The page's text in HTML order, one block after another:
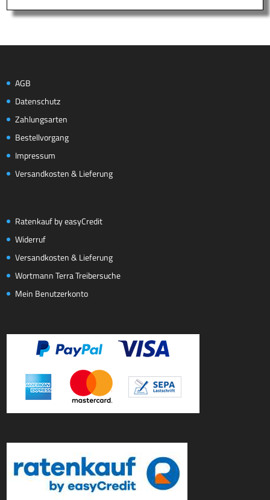
AGB
Datenschutz
Zahlungsarten
Bestellvorgang
Impressum
Versandkosten & Lieferung
Ratenkauf by easyCredit
Widerruf
Versandkosten & Lieferung
Wortmann Terra Treibersuche
Mein Benutzerkonto